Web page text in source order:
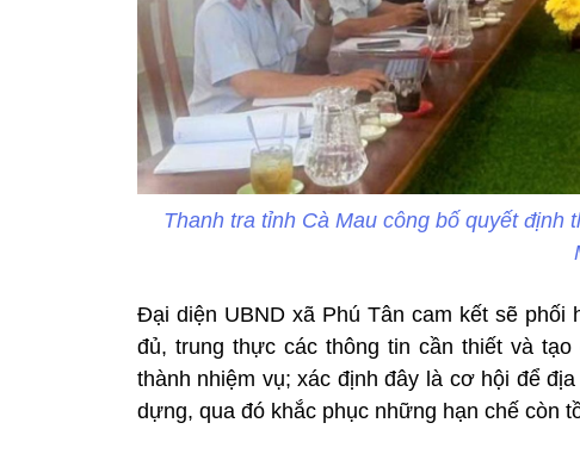
Thanh tra tỉnh Cà Mau công bố quyết định
Đại diện UBND xã Phú Tân cam kết sẽ
đủ, trung thực các thông tin cần thiết và
thành nhiệm vụ; xác định đây là cơ hội để
dựng, qua đó khắc phục những hạn chế còn